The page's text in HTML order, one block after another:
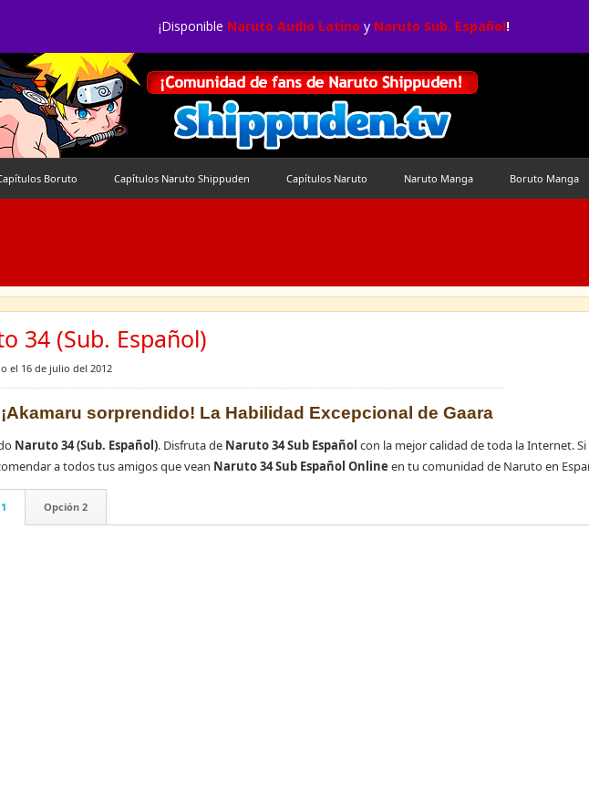
¡Disponible Naruto Audio Latino y Naruto Sub. Español!
Boruto Capítulos Naruto Shippuden Capítulos Naruto Naruto Manga Boruto Manga
34 (Sub. Español)
el 16 de julio del 2012
sorprendido! La Habilidad Excepcional de Gaara
Naruto 34 (Sub. Español). Disfruta de Naruto 34 Sub Español con la mejor calidad de toda la Internet.
a todos tus amigos que vean Naruto 34 Sub Español Online en tu comunidad de Naruto en
Opción 2